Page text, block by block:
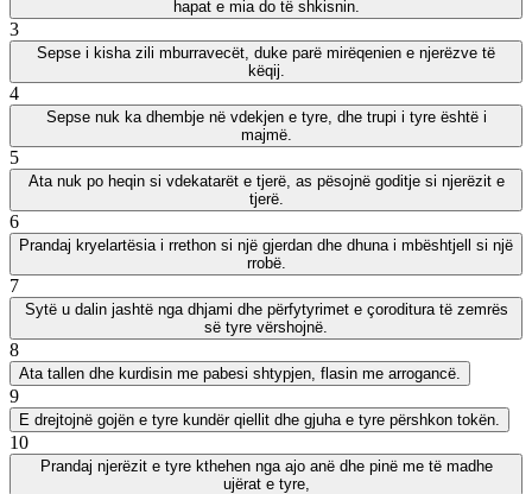
hapat e mia do të shkisnin.
3
Sepse i kisha zili mburravecët, duke parë mirëqenien e njerëzve të
këqij.
4
Sepse nuk ka dhembje në vdekjen e tyre, dhe trupi i tyre është i
majmë.
5
Ata nuk po heqin si vdekatarët e tjerë, as pësojnë goditje si njerëzit e
tjerë.
6
Prandaj kryelartësia i rrethon si një gjerdan dhe dhuna i mbështjell si një
rrobë.
7
Sytë u dalin jashtë nga dhjami dhe përfytyrimet e çoroditura të zemrës
së tyre vërshojnë.
8
Ata tallen dhe kurdisin me pabesi shtypjen, flasin me arrogancë.
9
E drejtojnë gojën e tyre kundër qiellit dhe gjuha e tyre përshkon tokën.
10
Prandaj njerëzit e tyre kthehen nga ajo anë dhe pinë me të madhe
ujërat e tyre,